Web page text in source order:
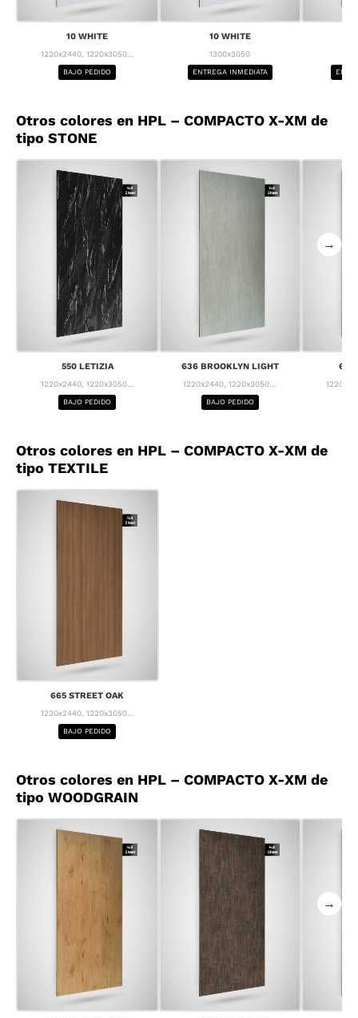
10 WHITE
1220x2440, 1220x3050...
BAJO PEDIDO
10 WHITE
1300x3050
ENTREGA INMEDIATA
Otros colores en HPL – COMPACTO X-XM de
tipo STONE
550 LETIZIA
1220x2440, 1220x3050...
BAJO PEDIDO
636 BROOKLYN LIGHT
1220x2440, 1220x3050...
BAJO PEDIDO
637
→
Otros colores en HPL – COMPACTO X-XM de
tipo TEXTILE
665 STREET OAK
1220x2440, 1220x3050...
BAJO PEDIDO
Otros colores en HPL – COMPACTO X-XM de
tipo WOODGRAIN
→